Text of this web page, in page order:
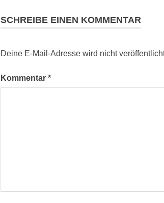
SCHREIBE EINEN KOMMENTAR
Deine E-Mail-Adresse wird nicht
Kommentar *